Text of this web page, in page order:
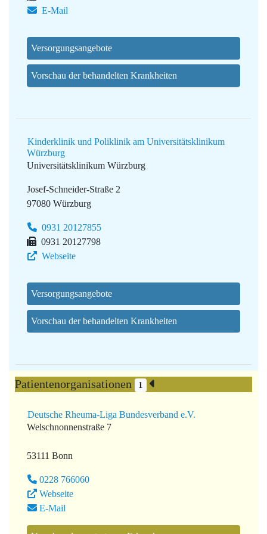
E-Mail
Versorgungsangebote
Vorschau der behandelten Krankheiten
Kinderklinik und Poliklinik am Universitätsklinikum
Würzburg
Universitätsklinikum Würzburg
Josef-Schneider-Straße 2
97080 Würzburg
0931 20127855
0931 20127798
Webseite
Versorgungsangebote
Vorschau der behandelten Krankheiten
Patientenorganisationen 1
Deutsche Rheuma-Liga Bundesverband e.V.
Welschnonnenstraße 7
53111 Bonn
0228 766060
Webseite
E-Mail